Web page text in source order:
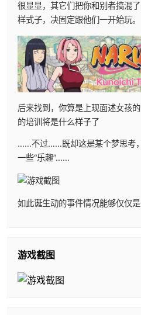
很显显，其它们把你和别者搞混
样式子，决固定跟他们一开始玩。
后来找到，你算是上现面述女孩
的培训将是什么样子了
……不过……既却这是某个梦思考
一些“乐趣”……
如此诞生动的事件情况能够仅仅
游戏截图